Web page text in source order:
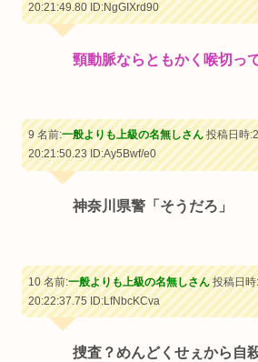
20:21:49.80ID:NgGIXrd90
頸動脈ならともかく喉切っ
9 名前:一般よりも上級の名無しさん投稿日時
20:21:50.23ID:Ay5Bwf/e0
神奈川県警「そうだろ」
10 名前:一般よりも上級の名無しさん投稿日時
20:22:37.75ID:LfNbcKCva
捜査？めんどくせぇから自